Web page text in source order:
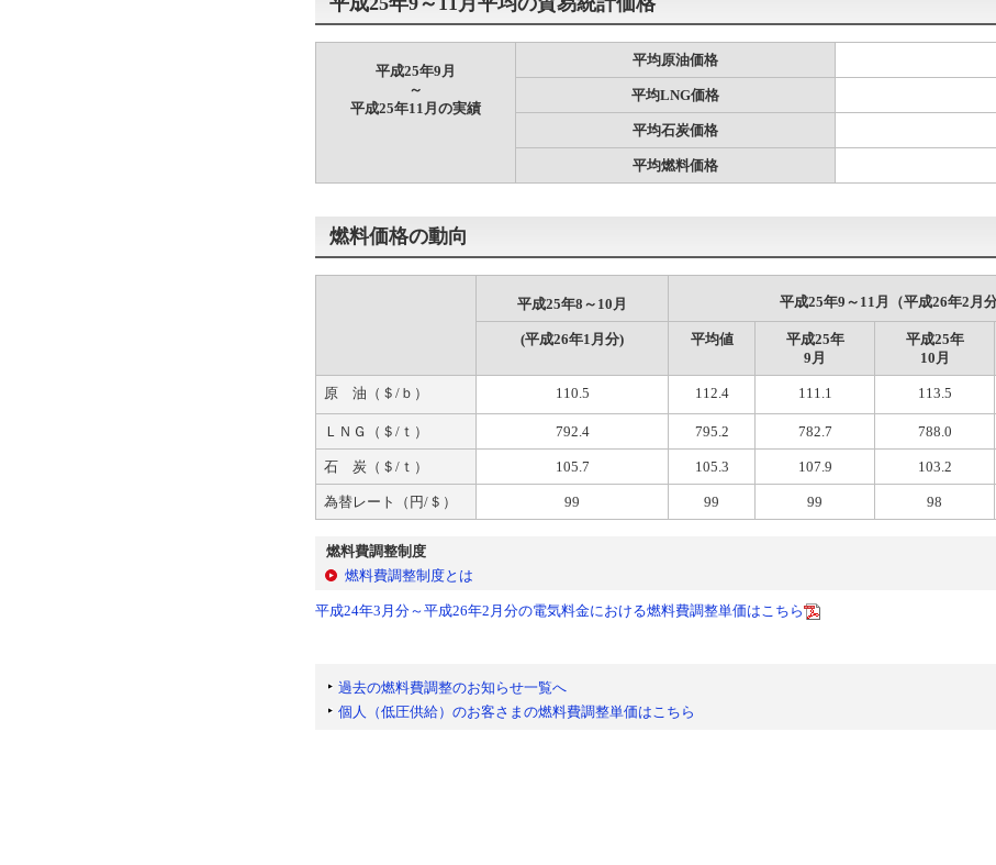
平成25年9月
～
平成25年11月の実績
平均原油価格
平均LNG価格
平均石炭価格
平均燃料価格
燃料価格の動向
平成25年8～10月 平成25年9～11月（平成26年2月
(平成26年1月分) 平均値
平成25年
9月
平成25年
10月
原 油（＄/ｂ） 110.5 112.4 111.1 113.5
ＬＮＧ（＄/ｔ） 792.4 795.2 782.7 788.0
石 炭（＄/ｔ） 105.7 105.3 107.9 103.2
為替レート（円/＄） 99 99 99 98
燃料費調整制度
燃料費調整制度とは
平成24年3月分～平成26年2月分の電気料金における燃料費調整単価はこちら
過去の燃料費調整のお知らせ一覧へ
個人（低圧供給）のお客さまの燃料費調整単価はこちら